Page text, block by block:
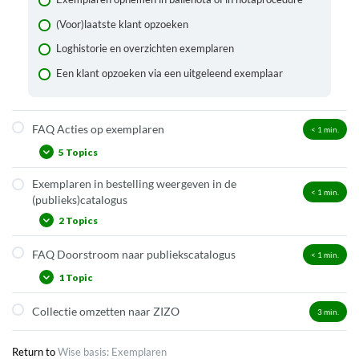
(Voor)laatste klant opzoeken
Loghistorie en overzichten exemplaren
Een klant opzoeken via een uitgeleend exemplaar
FAQ Acties op exemplaren < 1 min.
5 Topics
Hoe ga ik om met uitgesorteerde exemplaren?
Hoe verplaats ik exemplaren naar een andere vestiging?
Hoe zet ik exemplaren ‘In verwerking’?
Hoe plaats ik exemplaren in Magazijn?
Exemplaren in bestelling weergeven in de
(publieks)catalogus
< 1 min.
2 Topics
Exemplaar bestellen
Exemplaar doorzetten naar de catalogus
FAQ Doorstroom naar publiekscatalogus < 1 min.
1 Topic
Welke info stroomt de volgende dag door naar de
publiekscatalogus?
Collectie omzetten naar ZIZO 3min.
Return toWise basis: Exemplaren